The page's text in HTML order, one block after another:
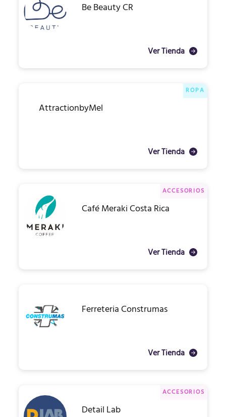
Be Beauty CR
Ver Tienda
ROPA
AttractionbyMel
Ver Tienda
ACCESORIOS
Café Meraki Costa Rica
Ver Tienda
Ferreteria Construmas
Ver Tienda
ACCESORIOS
Detail Lab